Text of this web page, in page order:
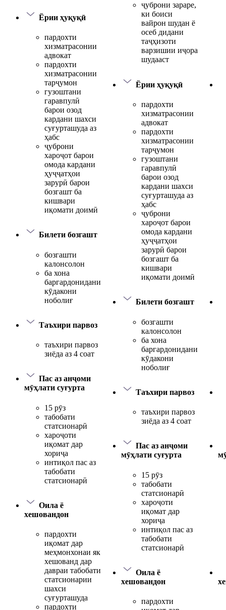
Ёрии ҳуқуқӣ
пардохти
хизматрасонии
адвокат
пардохти
хизматрасонии
тарҷумон
гузоштани
гаравпулӣ
барои озод
кардани шахси
суғурташуда аз
ҳабс
ҷуброни
хароҷот барои
омода кардани
ҳуҷҷатҳои
зарурӣ барои
бозгашт ба
кишвари
иқомати доимӣ
Билети бозгашт
бозгашти
калонсолон
ба хона
баргардонидани
кӯдакони
ноболиғ
Таъхири парвоз
таъхири парвоз
зиёда аз 4 соат
Пас аз анҷоми
мӯҳлати суғурта
15 рӯз
табобати
статсионарӣ
хароҷоти
иқомат дар
хориҷа
интиқол пас аз
табобати
статсионарӣ
Оила ё
хешовандон
пардохти
иқомат дар
меҳмонхонаи як
хешованд дар
давраи табобати
статсионарии
шахси
суғурташуда
пардохти
ҷуброни зараре,
ки боиси
вайрон шудан ё
осеб дидани
таҷҳизоти
варзишии иҷора
шудааст
Ёрии ҳуқуқӣ
пардохти
хизматрасонии
адвокат
пардохти
хизматрасонии
тарҷумон
гузоштани
гаравпулӣ
барои озод
кардани шахси
суғурташуда аз
ҳабс
ҷуброни
хароҷот барои
омода кардани
ҳуҷҷатҳои
зарурӣ барои
бозгашт ба
кишвари
иқомати доимӣ
Билети бозгашт
бозгашти
калонсолон
ба хона
баргардонидани
кӯдакони
ноболиғ
Таъхири парвоз
таъхири парвоз
зиёда аз 4 соат
Пас аз анҷоми
мӯҳлати суғурта
15 рӯз
табобати
статсионарӣ
хароҷоти
иқомат дар
хориҷа
интиқол пас аз
табобати
статсионарӣ
Оила ё
хешовандон
пардохти